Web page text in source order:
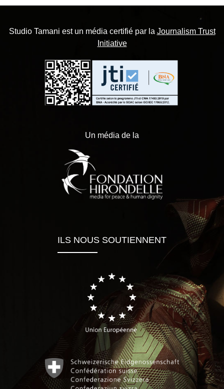
Studio Tamani est un média certifié par la Journalism Trust
Initiative
Un média de la
ILS NOUS SOUTIENNENT